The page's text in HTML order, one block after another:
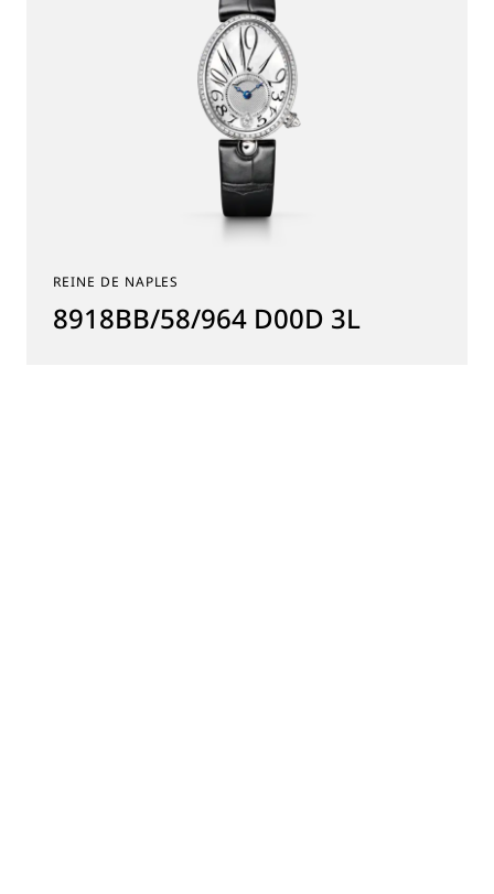
REINE DE NAPLES
8918BB/58/964 D00D 3L